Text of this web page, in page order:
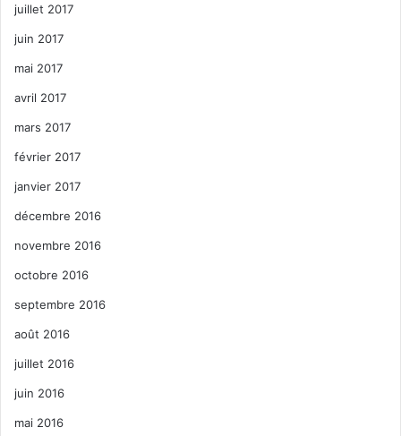
juillet 2017
juin 2017
mai 2017
avril 2017
mars 2017
février 2017
janvier 2017
décembre 2016
novembre 2016
octobre 2016
septembre 2016
août 2016
juillet 2016
juin 2016
mai 2016